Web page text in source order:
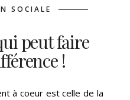
SOCIALE
peut faire
!
2015
à coeur est celle de la